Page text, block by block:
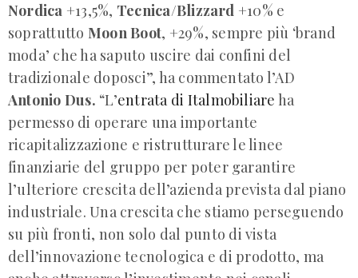
Nordica +13,5%, Tecnica/Blizzard +10% e
soprattutto Moon Boot, +29%, sempre più ‘brand
moda’ che ha saputo uscire dai confini del
tradizionale doposci”, ha commentato l’AD
Antonio Dus. “L’entrata di Italmobiliare ha
permesso di operare una importante
ricapitalizzazione e ristrutturare le linee
finanziarie del gruppo per poter garantire
l’ulteriore crescita dell’azienda prevista dal piano
industriale. Una crescita che stiamo perseguendo
su più fronti, non solo dal punto di vista
dell’innovazione tecnologica e di prodotto, ma